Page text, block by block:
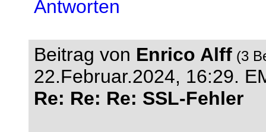
Antworten
Beitrag von Enrico Alff (3
22.Februar.2024, 16:29.
Re: Re: Re: SSL-Fehler